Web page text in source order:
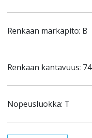
Renkaan märkäpito: B
Renkaan kantavuus: 74
Nopeusluokka: T